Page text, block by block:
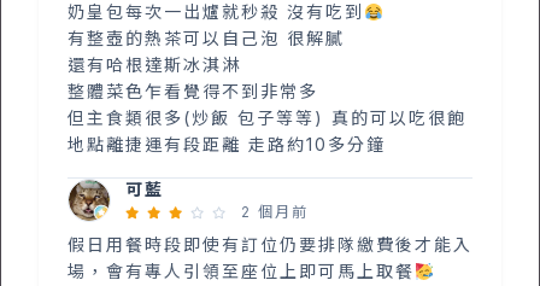
奶皇包每次一出爐就秒殺 沒有吃到
有整壺的熱茶可以自己泡 很解膩
還有哈根達斯冰淇淋
整體菜色乍看覺得不到非常多
但主食類很多(炒飯 包子等等) 真的可以吃很飽
地點離捷運有段距離 走路約10多分鐘
可藍
2 個月前
假日用餐時段即使有訂位仍要排隊繳費後才能入
場，會有專人引領至座位上即可馬上取餐